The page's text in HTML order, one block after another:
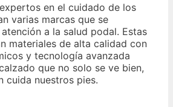
en el cuidado de los
varias marcas que se
a la salud podal. Estas
materiales de alta calidad con
y tecnología avanzada
que no solo se ve bien,
cuida nuestros pies.